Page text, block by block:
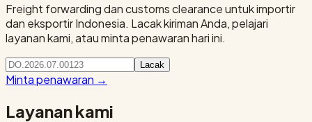
Freight forwarding dan customs clearance untuk importir
dan eksportir Indonesia. Lacak kiriman Anda, pelajari
layanan kami, atau minta penawaran hari ini.
Lacak
Minta penawaran →
Layanan kami